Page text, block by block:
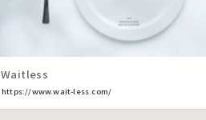
Waitless
https://www.wait-less.com/